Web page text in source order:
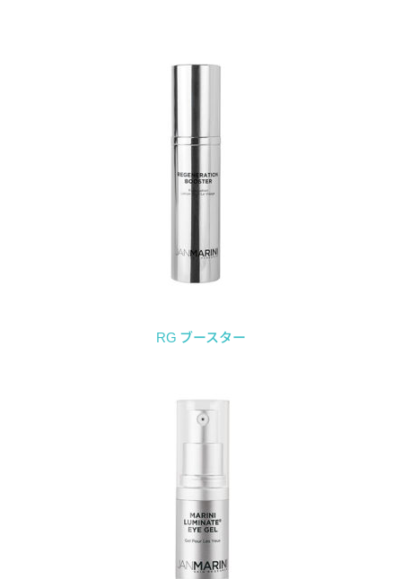
RG ブースター